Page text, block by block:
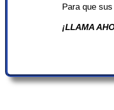
Para que
¡LLAMA